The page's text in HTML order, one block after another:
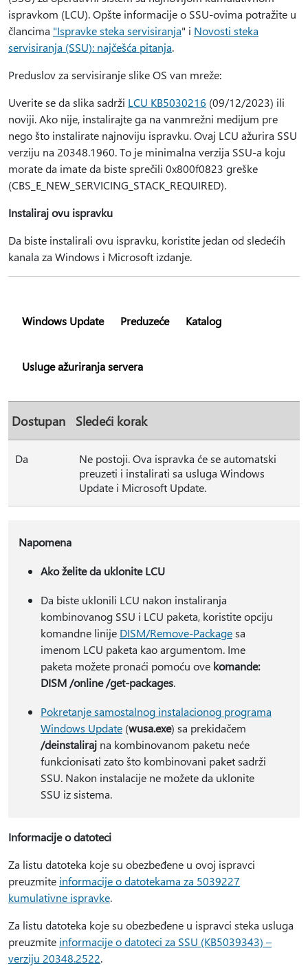
ispravkom (LCU). Opšte informacije o SSU-ovima potražite u
člancima "Ispravke steka servisiranja" i Novosti steka
servisiranja (SSU): najčešća pitanja.
Preduslov za servisiranje slike OS van mreže:
Uverite se da slika sadrži LCU KB5030216 (09/12/2023) ili
noviji. Ako nije, instalirajte ga na vanmrežni medijum pre
nego što instalirate najnoviju ispravku. Ovaj LCU ažurira SSU
verziju na 20348.1960. To je minimalna verzija SSU-a koju
morate da imate da biste sprečili 0x800f0823 greške
(CBS_E_NEW_SERVICING_STACK_REQUIRED).
Instaliraj ovu ispravku
Da biste instalirali ovu ispravku, koristite jedan od sledećih
kanala za Windows i Microsoft izdanje.
Windows Update Preduzeće Katalog
Usluge ažuriranja servera
Dostupan Sledeći korak
Da
Ne postoji. Ova ispravka će se automatski
preuzeti i instalirati sa usluga Windows
Update i Microsoft Update.
Napomena
Ako želite da uklonite LCU
Da biste uklonili LCU nakon instaliranja
kombinovanog SSU i LCU paketa, koristite opciju
komandne linije DISM/Remove-Packagesa
imenom LCU paketa kao argumentom. Ime
paketa možete pronaći pomoću ove komande:
DISM /online /get-packages.
Pokretanje samostalnog instalacionog programa
Windows Update(wusa.exe) sa prekidačem
/deinstalirajna kombinovanom paketu neće
funkcionisati zato što kombinovani paket sadrži
SSU. Nakon instalacije ne možete da uklonite
SSU iz sistema.
Informacije o datoteci
Za listu datoteka koje su obezbeđene u ovoj ispravci
preuzmite informacije o datotekama za 5039227
kumulativne ispravke.
Za listu datoteka koje su obezbeđene u ispravci steka usluga
preuzmite informacije o datoteci za SSU (KB5039343) –
verziju 20348.2522.